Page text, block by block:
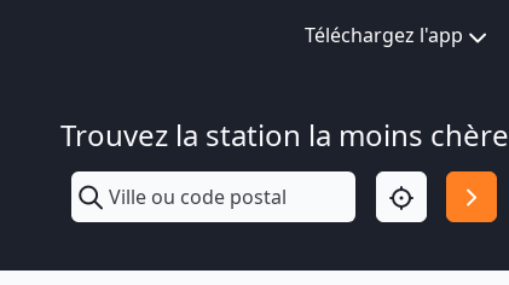
Téléchargez l'app
Trouvez la station la moins chère